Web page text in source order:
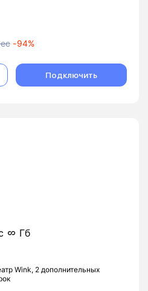
-94%
Подключить
Гб
Wink, 2 дополнительных